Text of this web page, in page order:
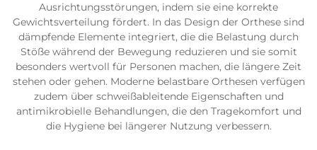
Ausrichtungsstörungen, indem sie eine korrekte
Gewichtsverteilung fördert. In das Design der Orthese sind
dämpfende Elemente integriert, die die Belastung durch
Stöße während der Bewegung reduzieren und sie somit
besonders wertvoll für Personen machen, die längere Zeit
stehen oder gehen. Moderne belastbare Orthesen verfügen
zudem über schweißableitende Eigenschaften und
antimikrobielle Behandlungen, die den Tragekomfort und
die Hygiene bei längerer Nutzung verbessern.